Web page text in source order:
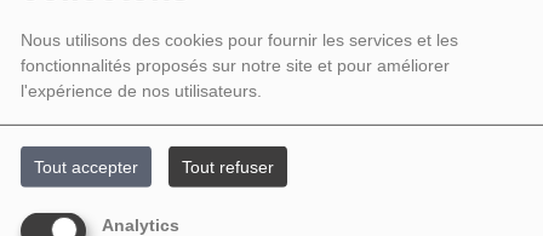
Nous utilisons des cookies pour fournir les services et les
fonctionnalités proposés sur notre site et pour améliorer
l'expérience de nos utilisateurs.
Tout accepter Tout refuser
Analytics